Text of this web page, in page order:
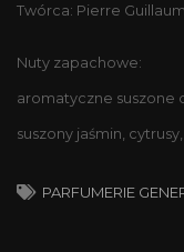
Twórca: Pierre
Nuty zapachowe:
aromatyczne suszone
suszony jaśmin,
PARFUMERIE